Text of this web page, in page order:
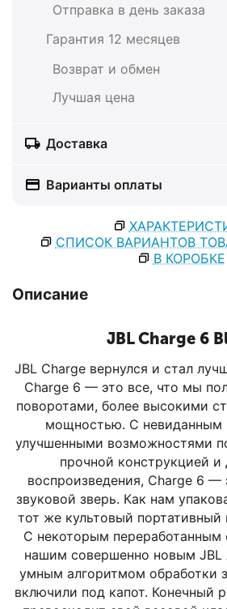
Отправка в день заказа
Гарантия 12 месяцев
Возврат и обмен
Лучшая цена
Доставка
Варианты оплаты
СПИСОК ВАРИАНТОВ
В КОРОБКЕ
Описание
JBL Charge 6
JBL Charge вернулся и стал
Charge 6 — это все, что мы
поворотами, более высокими
мощностью. С невиданным
улучшенными возможностями
прочной конструкцией и
воспроизведения, Charge 6 —
звуковой зверь. Как нам
тот же культовый портативный
С некоторым переработанным
нашим совершенно новым
умным алгоритмом обработки
включили под капот. Конечный